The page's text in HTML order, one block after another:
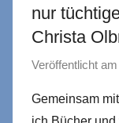
nur
Christa
Veröffentlicht am
Gemeinsam